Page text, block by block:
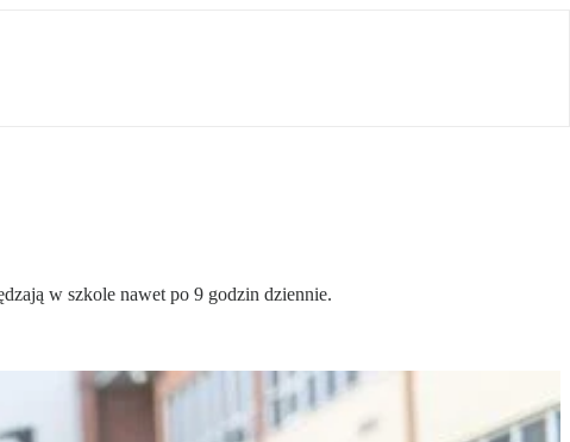
w szkole nawet po 9 godzin dziennie.